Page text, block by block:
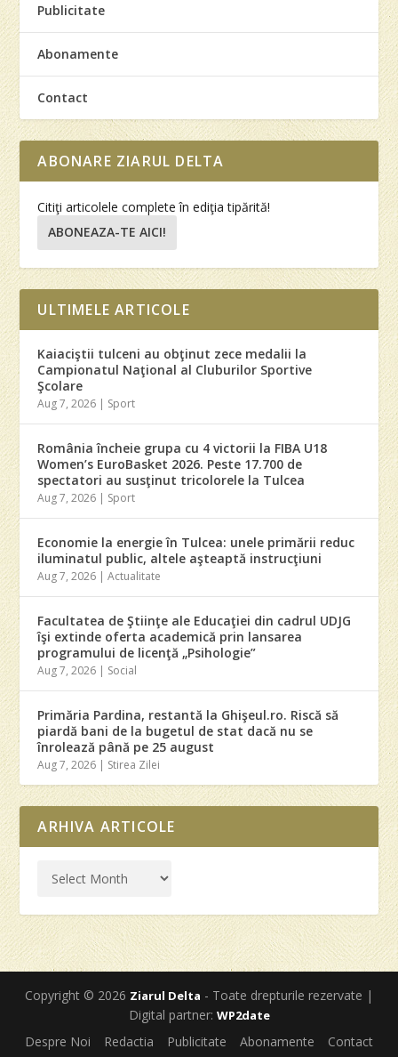
Publicitate
Abonamente
Contact
ABONARE ZIARUL DELTA
Citiţi articolele complete în ediţia tipărită!
ABONEAZA-TE AICI!
ULTIMELE ARTICOLE
Kaiaciştii tulceni au obţinut zece medalii la
Campionatul Naţional al Cluburilor Sportive
Şcolare
Aug 7, 2026 | Sport
România încheie grupa cu 4 victorii la FIBA U18
Women’s EuroBasket 2026. Peste 17.700 de
spectatori au susţinut tricolorele la Tulcea
Aug 7, 2026 | Sport
Economie la energie în Tulcea: unele primării reduc
iluminatul public, altele aşteaptă instrucţiuni
Aug 7, 2026 |Actualitate
Facultatea de Ştiinţe ale Educaţiei din cadrul UDJG
îşi extinde oferta academică prin lansarea
programului de licenţă „Psihologie”
Aug 7, 2026 | Social
Primăria Pardina, restantă la Ghişeul.ro. Riscă să
piardă bani de la bugetul de stat dacă nu se
înrolează până pe 25 august
Aug 7, 2026 | Stirea Zilei
ARHIVA ARTICOLE
Copyright © 2026 Ziarul Delta - Toate drepturile rezervate |
Digital partner: WP2date
Despre Noi Redactia Publicitate Abonamente Contact